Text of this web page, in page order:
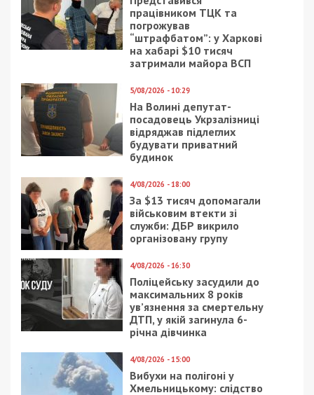
Рекламні блоки дають нам змогу
залишатися незалежними ЗМІ, а вам -
отримувати найсвіжіші новини під ними.
Приєднуйтесь також до 49000 в Google News. Слідкуйте
за останніми новинами!
Приєднатися
Читайте також
Предыдущая статья:
В Днепре ищут свидетелей ДТП на улице
Высоцкого
Следующая статья:
Диджитализация в действии: Офис
президента перестал принимать
электронные письма